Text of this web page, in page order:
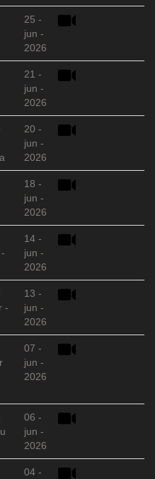
25 -
jun -
2026
21 -
jun -
2026
20 -
jun -
2026
18 -
jun -
2026
14 -
jun -
2026
-
13 -
jun -
2026
07 -
jun -
2026
06 -
jun -
2026
04 -